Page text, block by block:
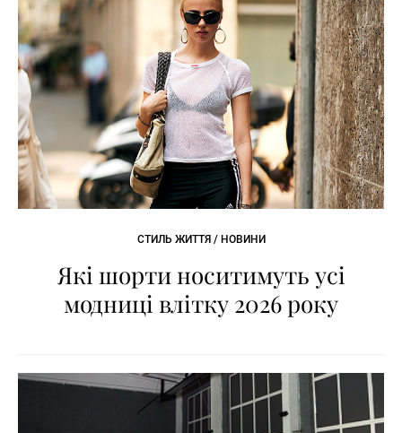
СТИЛЬ ЖИТТЯ / НОВИНИ
Які шорти носитимуть усі
модниці влітку 2026 року